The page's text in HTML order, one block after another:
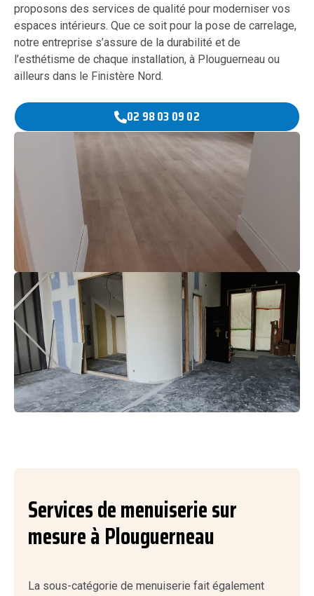
proposons des services de qualité pour moderniser vos
espaces intérieurs. Que ce soit pour la pose de carrelage,
notre entreprise s’assure de la durabilité et de
l’esthétisme de chaque installation, à Plouguerneau ou
ailleurs dans le Finistère Nord.
02 98 03 09 02
Services de menuiserie sur
mesure à Plouguerneau
La sous-catégorie de menuiserie fait également